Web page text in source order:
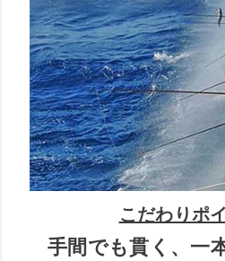
こだわりポ
手間でも貫く、一